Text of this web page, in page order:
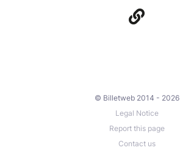
© Billetweb 2014 - 2026
Legal Notice
Report this page
Contact us